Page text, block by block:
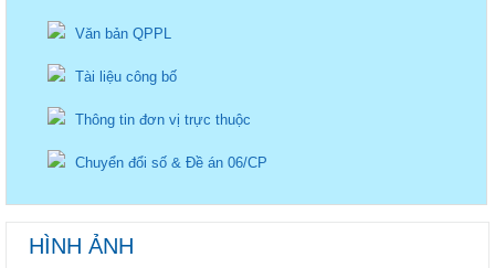
Văn bản QPPL
Tài liệu công bố
Thông tin đơn vị trực thuộc
Chuyển đổi số & Đề án 06/CP
HÌNH ẢNH